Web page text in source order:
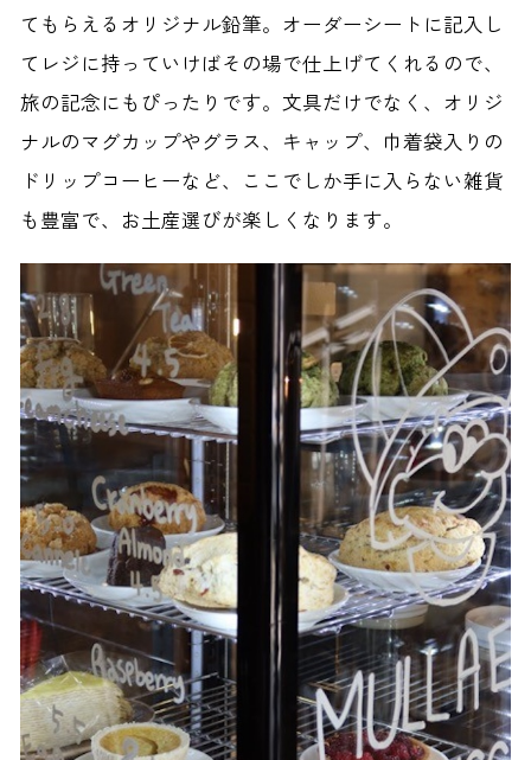
てもらえるオリジナル鉛筆。オーダーシートに記入し
てレジに持っていけばその場で仕上げてくれるので、
旅の記念にもぴったりです。文具だけでなく、オリジ
ナルのマグカップやグラス、キャップ、巾着袋入りの
ドリップコーヒーなど、ここでしか手に入らない雑貨
も豊富で、お土産選びが楽しくなります。